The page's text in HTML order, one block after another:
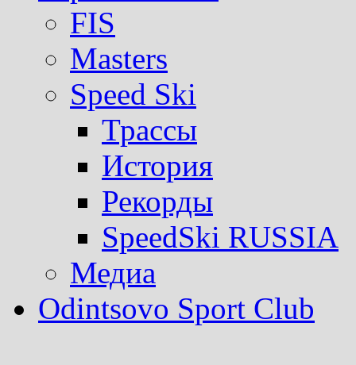
FIS
Masters
Speed Ski
Трассы
История
Рекорды
SpeedSki RUSSIA
Медиа
Odintsovo Sport Club